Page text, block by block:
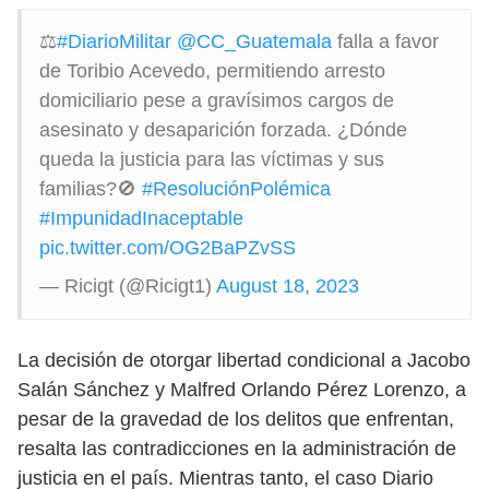
⚖️#DiarioMilitar @CC_Guatemala falla a favor
de Toribio Acevedo, permitiendo arresto
domiciliario pese a gravísimos cargos de
asesinato y desaparición forzada. ¿Dónde
queda la justicia para las víctimas y sus
familias?🚫 #ResoluciónPolémica
#ImpunidadInaceptable
pic.twitter.com/OG2BaPZvSS
— Ricigt (@Ricigt1) August 18, 2023
La decisión de otorgar libertad condicional a Jacobo
Salán Sánchez y Malfred Orlando Pérez Lorenzo, a
pesar de la gravedad de los delitos que enfrentan,
resalta las contradicciones en la administración de
justicia en el país. Mientras tanto, el caso Diario